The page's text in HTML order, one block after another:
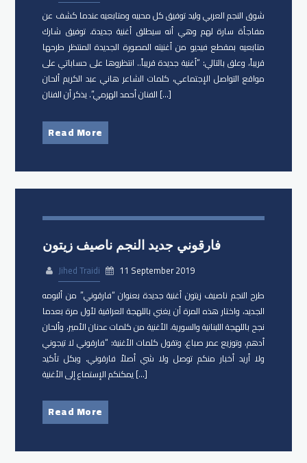
شوق النجم العربي وليد توفيق كل محبيه ومتابعيه عندما كشف عن
مفاجأة سارة لهم وهي أنه سيطلق أغنية جديدة. توفيق شارك
متابعيه بمقطع فيديو من أغنيته المصورة الجديدة المنتظر طرحها
قريباً، وعلق بالتالي: “أغنية جديدة قريباً.. انتظروها على حساباتي على
مواقع التواصل الإجتماعي، كلمات الشاعر هاني عبد الكريم ألحان
الفنان أحمد الهرمي”. يذكر أن الفنان […]
Read More
فارقوني جديد النجم ناصيف زيتون
Jihed Traidi
11 September 2019
طرح النجم ناصيف زيتون ​أغنية جديدة بعنوان “فارقوني” من ألبومه
الجديد، واختار هذه المرة أن يغني باللهجة العراقية لأول مرة بعدما
نجح باللهجة اللبنانية والسورية. الأغنية من كلمات عدنان الأمير، وألحان
أدهم، وتوزيع عمر صباغ. وتقول كلمات الأغنية: “فارقوني لا تيجوني
ولا أريد أخبار منكم توصل ولا شي أصلاً فارقوني. وبكل تأكيد
يمكنكم الإستماع إلى الأغنية […]
Read More